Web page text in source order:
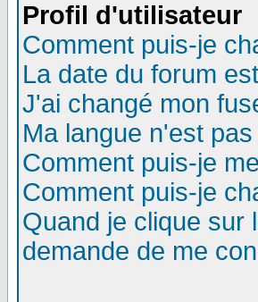
Profil d'utilisateur
Comment puis-je
La date du forum
J'ai changé mon
Ma langue n'est
Comment puis-je
Comment puis-je
Quand je clique sur
demande de me